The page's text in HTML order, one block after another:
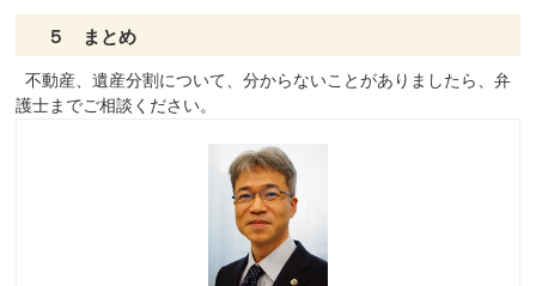
５ まとめ
不動産、遺産分割について、分からないことがありましたら、弁
護士までご相談ください。